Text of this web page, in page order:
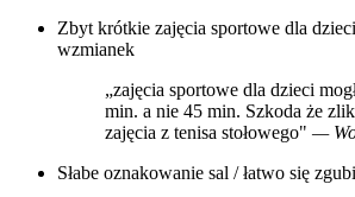
Zbyt krótkie zajęcia sportowe dla
wzmianek
„zajęcia sportowe dla dzieci
min. a nie 45 min. Szkoda że
zajęcia z tenisa stołowego" —
Słabe oznakowanie sal / łatwo się